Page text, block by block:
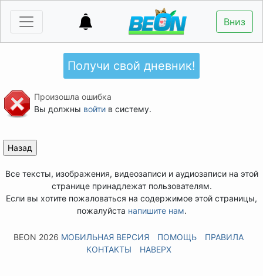
Вниз
Получи свой дневник!
Произошла ошибка
Вы должны войтив систему.
Все тексты, изображения, видеозаписи и аудиозаписи на этой
странице принадлежат пользователям.
Если вы хотите пожаловаться на содержимое этой страницы,
пожалуйста напишите нам.
BEON 2026 МОБИЛЬНАЯ ВЕРСИЯ ПОМОЩЬ
ПРАВИЛА
КОНТАКТЫ
НАВЕРХ